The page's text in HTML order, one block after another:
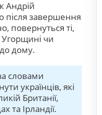
Андрій
після завершення
повернуться ті,
Угорщині чи
дому.
словами
українців, які
Британії,
та Ірландії.